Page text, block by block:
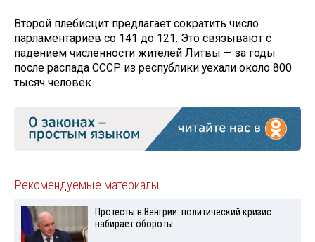
Второй плебисцит предлагает сократить число
парламентариев со 141 до 121. Это связывают с
падением численности жителей Литвы — за годы
после распада СССР из республики уехали около 800
тысяч человек.
Рекомендуемые материалы
Протесты в Венгрии: политический кризис
набирает обороты